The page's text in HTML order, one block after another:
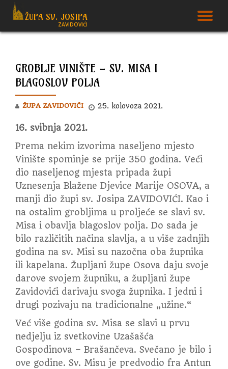
to
ŽUPA SV. JOSIPA
ZAVIDOVIĆI
GROBLJE VINIŠTE – SV. MISA I
BLAGOSLOV POLJA
ŽUPA ZAVIDOVIĆI 25. kolovoza 2021.
16. svibnja 2021.
Prema nekim izvorima naseljeno mjesto
Vinište spominje se prije 350 godina. Veći
dio naseljenog mjesta pripada župi
Uznesenja Blažene Djevice Marije OSOVA, a
manji dio župi sv. Josipa ZAVIDOVIĆI. Kao i
na ostalim grobljima u proljeće se slavi sv.
Misa i obavlja blagoslov polja. Do sada je
bilo različitih načina slavlja, a u više zadnjih
godina na sv. Misi su nazočna oba župnika
ili kapelana. Župljani župe Osova daju svoje
darove svojem župniku, a župljani župe
Zavidovići darivaju svoga župnika. I jedni i
drugi pozivaju na tradicionalne „užine.“
Već više godina sv. Misa se slavi u prvu
nedjelju iz svetkovine Uzašašća
Gospodinova – Brašančeva. Svečano je bilo i
ove godine. Sv. Misu je predvodio fra Antun